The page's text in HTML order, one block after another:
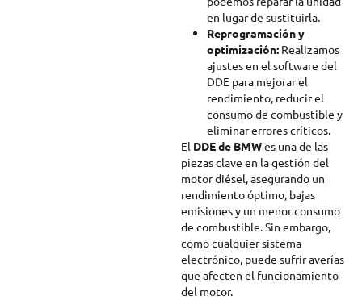
en lugar de sustituirla.
Reprogramación y
optimización: Realizamos
ajustes en el software del
DDE para mejorar el
rendimiento, reducir el
consumo de combustible y
eliminar errores críticos.
El DDE de BMWes una de las
piezas clave en la gestión del
motor diésel, asegurando un
rendimiento óptimo, bajas
emisiones y un menor consumo
de combustible. Sin embargo,
como cualquier sistema
electrónico, puede sufrir averías
que afecten el funcionamiento
del motor.